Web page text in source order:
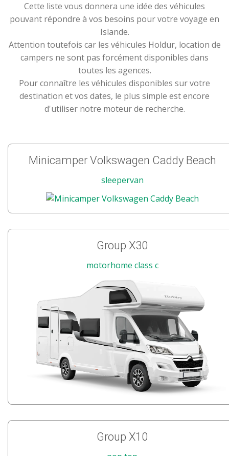
Cette liste vous donnera une idée des véhicules
pouvant répondre à vos besoins pour votre voyage en
Islande.
Attention toutefois car les véhicules Holdur, location de
campers ne sont pas forcément disponibles dans
toutes les agences.
Pour connaître les véhicules disponibles sur votre
destination et vos dates, le plus simple est encore
d'utiliser notre moteur de recherche.
Minicamper Volkswagen Caddy Beach
sleepervan
Group X30
motorhome class c
Group X10